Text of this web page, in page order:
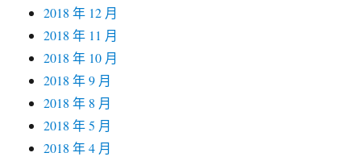
2018 年 12 月
2018 年 11 月
2018 年 10 月
2018 年 9 月
2018 年 8 月
2018 年 5 月
2018 年 4 月